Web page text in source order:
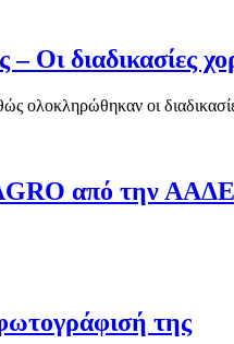
Οι διαδικασίες
ολοκληρώθηκαν οι
από την ΑΑΔΕ
της